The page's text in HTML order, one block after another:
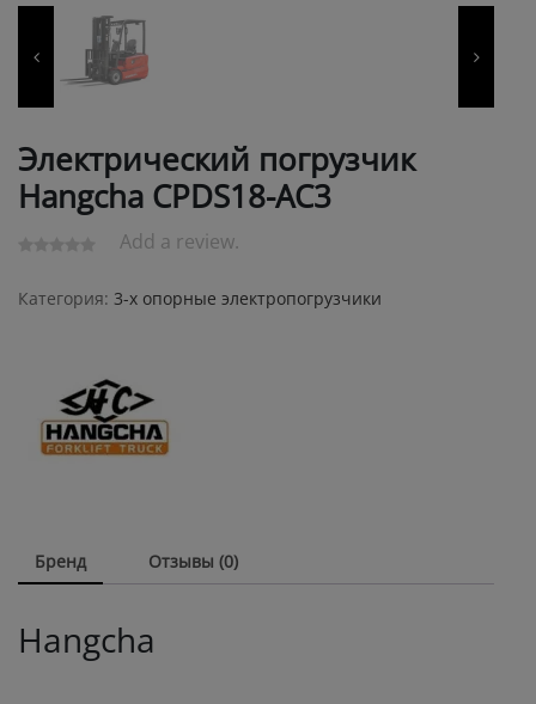
Электрический погрузчик
Hangcha CPDS18-AC3
Add a review.
Категория: 3-х опорные электропогрузчики
Бренд Отзывы (0)
Hangcha